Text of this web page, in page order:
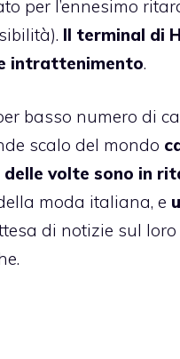
per l’ennesimo
Il terminal di
intrattenimento.
basso numero di
scalo del mondo
volte sono in
moda italiana, e
di notizie sul